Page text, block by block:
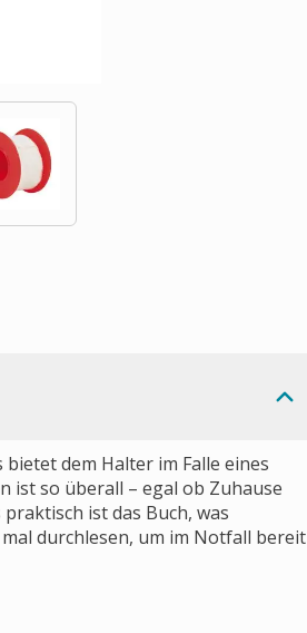
dem Halter im Falle eines
ist so überall – egal ob Zuhause
ist das Buch, was
durchlesen, um im Notfall bereit